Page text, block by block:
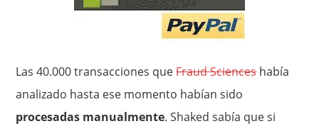
Las 40.000 transacciones queFraud Scienceshabía
analizado hasta ese momento habían sido
procesadas manualmente. Shaked sabía que si